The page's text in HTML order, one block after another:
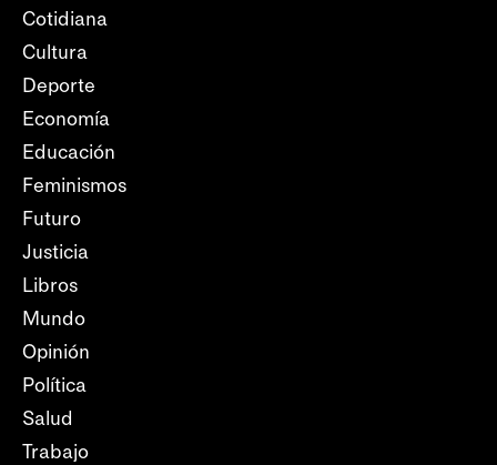
Cotidiana
Cultura
Deporte
Economía
Educación
Feminismos
Futuro
Justicia
Libros
Mundo
Opinión
Política
Salud
Trabajo